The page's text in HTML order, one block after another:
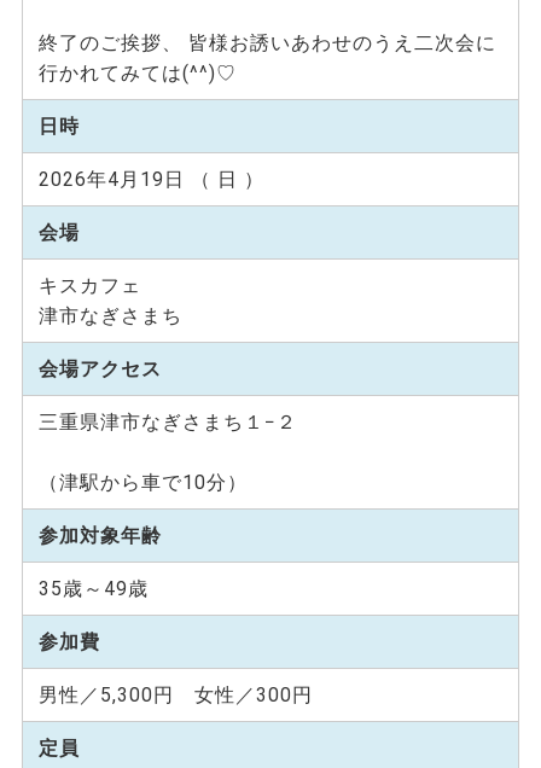
終了のご挨拶、 皆様お誘いあわせのうえ二次会に
行かれてみては(^^)♡
日時
2026年4月19日 （ 日 ）
会場
キスカフェ
津市なぎさまち
会場アクセス
三重県津市なぎさまち１−２
（津駅から車で10分）
参加対象年齢
35歳～49歳
参加費
男性／5,300円 女性／300円
定員